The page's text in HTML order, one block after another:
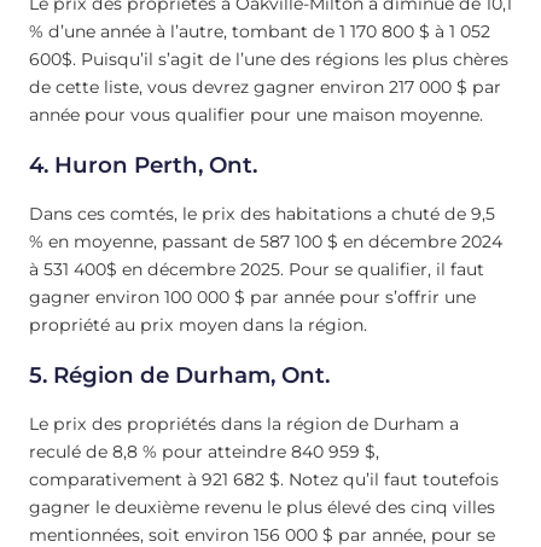
% d’une année à l’autre, tombant de 1 170 800 $ à 1 052
600$. Puisqu’il s’agit de l’une des régions les plus chères
de cette liste, vous devrez gagner environ 217 000 $ par
année pour vous qualifier pour une maison moyenne.
4. Huron Perth, Ont.
Dans ces comtés, le prix des habitations a chuté de 9,5
% en moyenne, passant de 587 100 $ en décembre 2024
à 531 400$ en décembre 2025. Pour se qualifier, il faut
gagner environ 100 000 $ par année pour s’offrir une
propriété au prix moyen dans la région.
5. Région de Durham, Ont.
Le prix des propriétés dans la région de Durham a
reculé de 8,8 % pour atteindre 840 959 $,
comparativement à 921 682 $. Notez qu’il faut toutefois
gagner le deuxième revenu le plus élevé des cinq villes
mentionnées, soit environ 156 000 $ par année, pour se